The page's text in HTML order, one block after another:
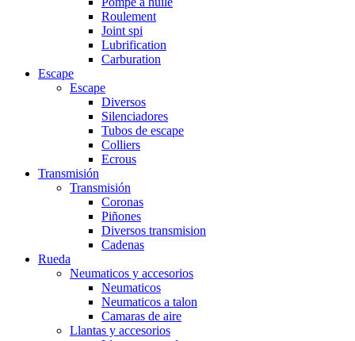
Roulement
Joint spi
Lubrification
Carburation
Escape
Escape
Diversos
Silenciadores
Tubos de escape
Colliers
Ecrous
Transmisión
Transmisión
Coronas
Piñones
Diversos transmision
Cadenas
Rueda
Neumaticos y accesorios
Neumaticos
Neumaticos a talon
Camaras de aire
Llantas y accesorios